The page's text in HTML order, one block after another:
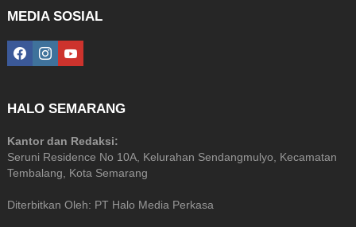
MEDIA SOSIAL
facebookinstagramyoutube
HALO SEMARANG
Kantor dan Redaksi:
Seruni Residence No 10A, Kelurahan Sendangmulyo, Kecamatan
Tembalang, Kota Semarang
Diterbitkan Oleh: PT Halo Media Perkasa